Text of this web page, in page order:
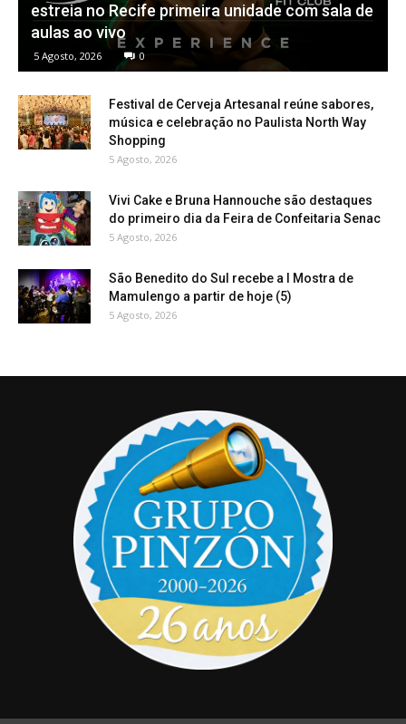
estreia no Recife primeira unidade com sala de
aulas ao vivo
5 Agosto, 2026 0
Festival de Cerveja Artesanal reúne sabores,
música e celebração no Paulista North Way
Shopping
5 Agosto, 2026
Vivi Cake e Bruna Hannouche são destaques
do primeiro dia da Feira de Confeitaria Senac
5 Agosto, 2026
São Benedito do Sul recebe a I Mostra de
Mamulengo a partir de hoje (5)
5 Agosto, 2026